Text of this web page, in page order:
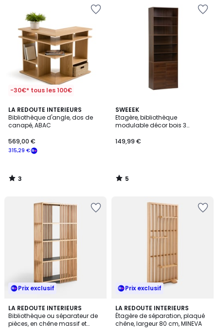
-30€* tous les 100€
LA REDOUTE INTERIEURS
Bibliothèque d'angle, dos de
canapé, ABAC
315,29 €
569,00 €
3
/
5
3
/
SWEEEK
Etagère, bibliothèque
modulable décor bois 3
KOMPO
149,99 €
5
/
5
5
/
Prix exclusif
LA REDOUTE INTERIEURS
Bibliothèque ou séparateur de
pièces, en chêne massif et
Prix exclusif
LA REDOUTE INTERIEURS
Étagère de séparation, plaqué
chêne, largeur 80 cm, MINEVA